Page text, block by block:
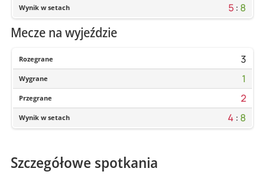
Wynik w setach 5: 8
Mecze na wyjeździe
Rozegrane 3
Wygrane 1
Przegrane 2
Wynik w setach 4 : 8
Szczegółowe spotkania